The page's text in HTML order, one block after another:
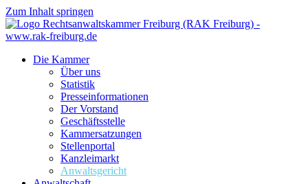
Zum Inhalt springen
Die Kammer
Über uns
Statistik
Presseinformationen
Der Vorstand
Geschäftsstelle
Kammersatzungen
Stellenportal
Kanzleimarkt
Anwaltsgericht